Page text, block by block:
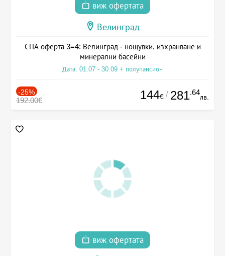
виж офертата
Велинград
СПА оферта 3=4: Велинград - нощувки, изхранване и
минерални басейни
Дата: 01.07 - 30.09 + полупансион
-25%
192.00€ 144€ / 281.64
лв.
виж офертата